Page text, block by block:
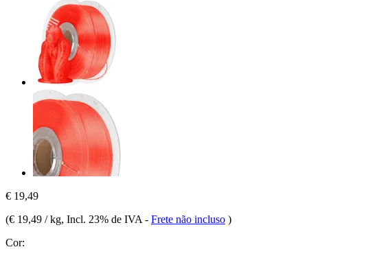
€ 19,49
(€ 19,49 / kg, Incl. 23% de IVA - Frete não incluso )
Cor: